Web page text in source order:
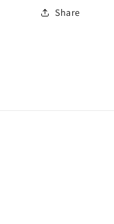
Share